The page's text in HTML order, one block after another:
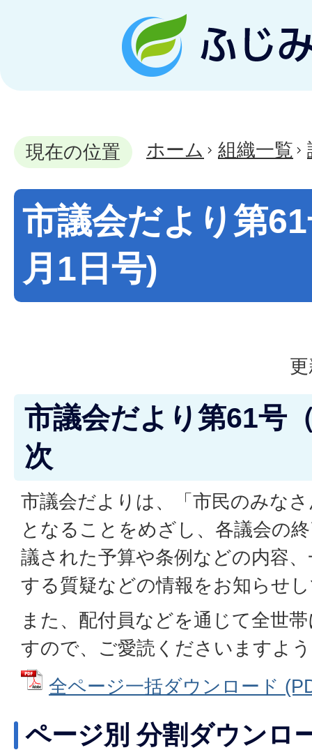
現在の位置 ホーム 組織一覧
市議会だより第
月1日号)
市議会だより第61号
次
市議会だよりは、「市民のみな
となることをめざし、各議会の
議された予算や条例などの内容
する質疑などの情報をお知らせ
また、配付員などを通じて全世
すので、ご愛読くださいますよ
全ページ一括ダウンロード
ページ別 分割ダウンロ